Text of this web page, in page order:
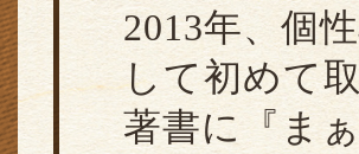
2013年、個
して初めて
著書に『ま